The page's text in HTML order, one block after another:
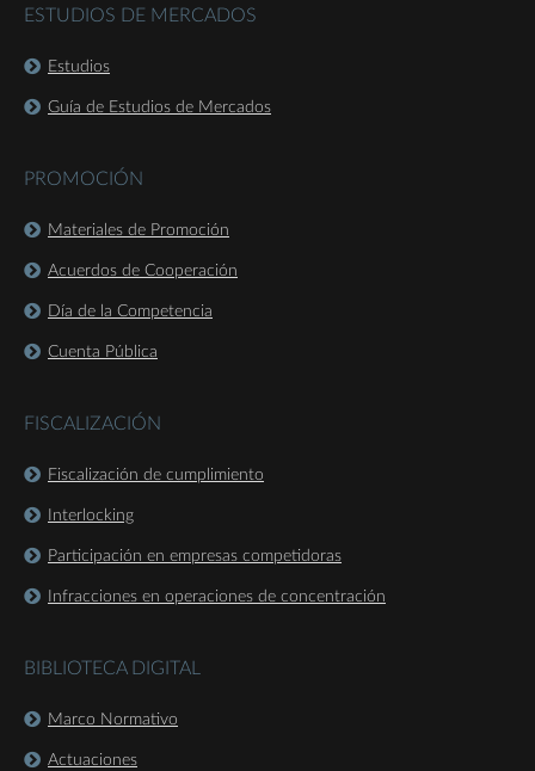
ESTUDIOS DE MERCADOS
Estudios
Guía de Estudios de Mercados
PROMOCIÓN
Materiales de Promoción
Acuerdos de Cooperación
Día de la Competencia
Cuenta Pública
FISCALIZACIÓN
Fiscalización de cumplimiento
Interlocking
Participación en empresas competidoras
Infracciones en operaciones de concentración
BIBLIOTECA DIGITAL
Marco Normativo
Actuaciones